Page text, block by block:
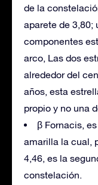
de la
aparete de 3,80;
componentes
arco, Las dos
alrededor del
años, esta
propio y no una
β Fornacis,
amarilla la cual,
4,46, es la
constelación.